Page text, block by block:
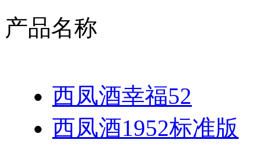
产品名称
西凤酒幸福52
西凤酒1952标准版